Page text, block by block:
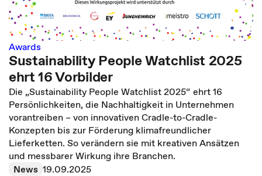
Awards
Sustainability People Watchlist 2025
ehrt 16 Vorbilder
Die „Sustainability People Watchlist 2025“ ehrt 16
Persönlichkeiten, die Nachhaltigkeit in Unternehmen
vorantreiben – von innovativen Cradle-to-Cradle-
Konzepten bis zur Förderung klimafreundlicher
Lieferketten. So verändern sie mit kreativen Ansätzen
und messbarer Wirkung ihre Branchen.
News 19.09.2025